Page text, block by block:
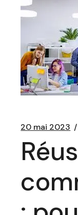
20 mai 2023